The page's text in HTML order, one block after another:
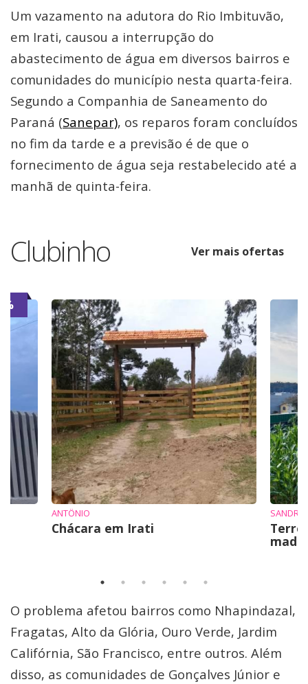
Um vazamento na adutora do Rio Imbituvão,
em Irati, causou a interrupção do
abastecimento de água em diversos bairros e
comunidades do município nesta quarta-feira.
Segundo a Companhia de Saneamento do
Paraná (Sanepar), os reparos foram concluídos
no fim da tarde e a previsão é de que o
fornecimento de água seja restabelecido até a
manhã de quinta-feira.
Clubinho Ver mais ofertas
ANTÔNIO
Chácara em Irati
mad
O problema afetou bairros como Nhapindazal,
Fragatas, Alto da Glória, Ouro Verde, Jardim
Califórnia, São Francisco, entre outros. Além
disso, as comunidades de Gonçalves Júnior e